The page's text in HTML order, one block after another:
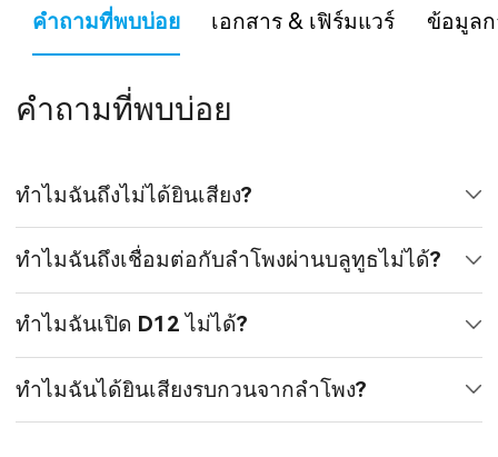
คำถามที่พบบ่อย เอกสาร & เฟิร์มแวร์ ข้อมูลก
คำถามที่พบบ่อย
ทำไมฉันถึงไม่ได้ยินเสียง?
ทำไมฉันถึงเชื่อมต่อกับลำโพงผ่านบลูทูธไม่ได้?
ทำไมฉันเปิด D12 ไม่ได้?
ทำไมฉันได้ยินเสียงรบกวนจากลำโพง?